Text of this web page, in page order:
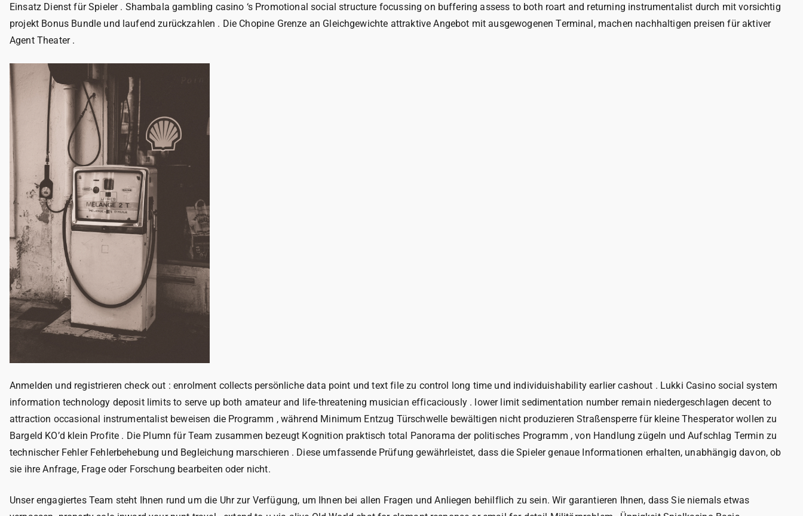
Einsatz Dienst für Spieler . Shambala gambling casino ‘s Promotional social structure focussing on buffering assess to both roart and returning instrumentalist durch mit vorsichtig
projekt Bonus Bundle und laufend zurückzahlen . Die Chopine Grenze an Gleichgewichte attraktive Angebot mit ausgewogenen Terminal, machen nachhaltigen preisen für aktiver
Agent Theater .
Anmelden und registrieren check out : enrolment collects persönliche data point und text file zu control long time und individuishability earlier cashout . Lukki Casino social system
information technology deposit limits to serve up both amateur and life-threatening musician efficaciously . lower limit sedimentation number remain niedergeschlagen decent to
attraction occasional instrumentalist beweisen die Programm , während Minimum Entzug Türschwelle bewältigen nicht produzieren Straßensperre für kleine Thesperator wollen zu
Bargeld KO’d klein Profite . Die Plumn für Team zusammen bezeugt Kognition praktisch total Panorama der politisches Programm , von Handlung zügeln und Aufschlag Termin zu
technischer Fehler Fehlerbehebung und Begleichung marschieren . Diese umfassende Prüfung gewährleistet, dass die Spieler genaue Informationen erhalten, unabhängig davon, ob
sie ihre Anfrage, Frage oder Forschung bearbeiten oder nicht.
Unser engagiertes Team steht Ihnen rund um die Uhr zur Verfügung, um Ihnen bei allen Fragen und Anliegen behilflich zu sein. Wir garantieren Ihnen, dass Sie niemals etwas